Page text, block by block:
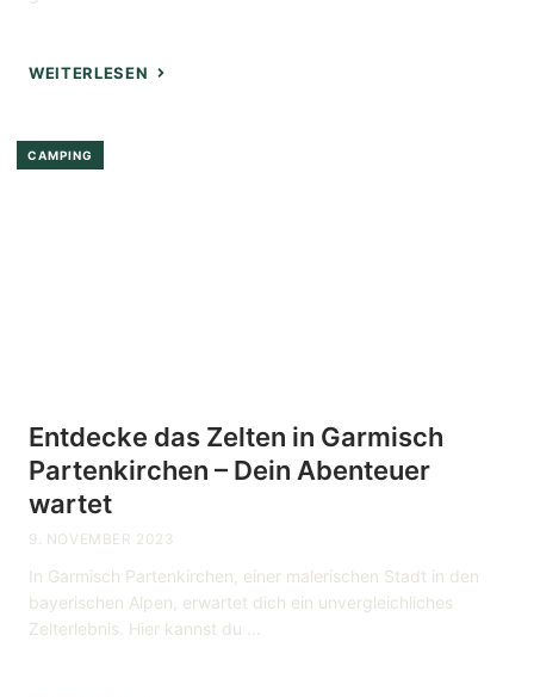
WEITERLESEN
CAMPING
Entdecke das Zelten in Garmisch
Partenkirchen – Dein Abenteuer
wartet
9. NOVEMBER 2023
In Garmisch Partenkirchen, einer malerischen Stadt in den
bayerischen Alpen, erwartet dich ein unvergleichliches
Zelterlebnis. Hier kannst du ...